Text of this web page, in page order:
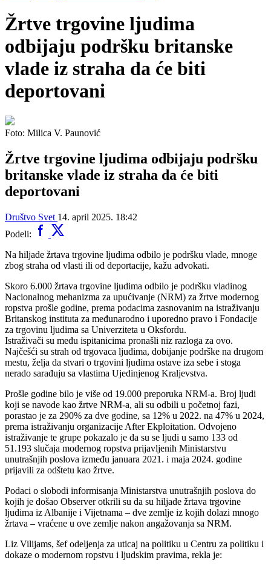
Žrtve trgovine ljudima
odbijaju podršku britanske
vlade iz straha da će biti
deportovani
Foto: Milica V. Paunović
Žrtve trgovine ljudima odbijaju podršku
britanske vlade iz straha da će biti
deportovani
Društvo Svet 14. april 2025. 18:42
Podeli:
Na hiljade žrtava trgovine ljudima odbilo je podršku vlade, mnoge
zbog straha od vlasti ili od deportacije, kažu advokati.
Skoro 6.000 žrtava trgovine ljudima odbilo je podršku vladinog
Nacionalnog mehanizma za upućivanje (NRM) za žrtve modernog
ropstva prošle godine, prema podacima zasnovanim na istraživanju
Britanskog instituta za međunarodno i uporedno pravo i Fondacije
za trgovinu ljudima sa Univerziteta u Oksfordu.
Istraživači su među ispitanicima pronašli niz razloga za ovo.
Najčešći su strah od trgovaca ljudima, dobijanje podrške na drugom
mestu, želja da stvari o trgovini ljudima ostave iza sebe i stoga
nerado sarađuju sa vlastima Ujedinjenog Kraljevstva.
Prošle godine bilo je više od 19.000 preporuka NRM-a. Broj ljudi
koji se navode kao žrtve NRM-a, ali su odbili u početnoj fazi,
porastao je za 290% za dve godine, sa 12% u 2022. na 47% u 2024,
prema istraživanju organizacije After Ekploitation. Odvojeno
istraživanje te grupe pokazalo je da su se ljudi u samo 133 od
51.193 slučaja modernog ropstva prijavljenih Ministarstvu
unutrašnjih poslova između januara 2021. i maja 2024. godine
prijavili za odštetu kao žrtve.
Podaci o slobodi informisanja Ministarstva unutrašnjih poslova do
kojih je došao Observer otkrili su da su hiljade žrtava trgovine
ljudima iz Albanije i Vijetnama – dve zemlje iz kojih dolazi mnogo
žrtava – vraćene u ove zemlje nakon angažovanja sa NRM.
Liz Vilijams, šef odeljenja za uticaj na politiku u Centru za politiku i
dokaze o modernom ropstvu i ljudskim pravima, rekla je: